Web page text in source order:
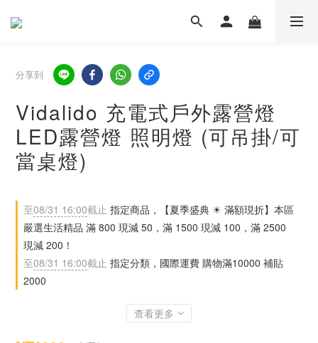
分享到
Vidalido 充電式戶外露營燈
LED露營燈 照明燈 (可吊掛/可
當桌燈)
至08/31 16:00截止 指定商品，【夏季盛典 ☀ 滿額現折】本區
嚴選生活精品 滿 800 現減 50，滿 1500 現減 100，滿 2500
現減 200！
至08/31 16:00截止 指定分類，國際運費 購物滿10000 補貼
2000
查看更多